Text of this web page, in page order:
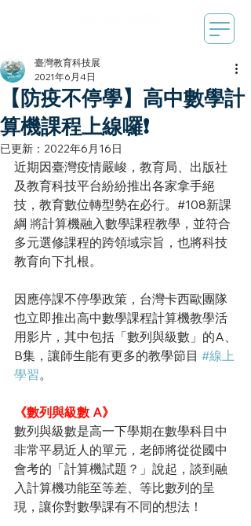
【防疫不停學】高中數學計
算機課程上線囉❗️
臺灣教育科技展
2021年6月4日
已更新： 2022年6月16日
近期因臺灣疫情嚴峻，教育局、出版社
及教育科技平台紛紛推出各家拿手絕
技，教育數位轉型勢在必行。#108新課
綱 將計算機融入數學課程教學，並符合
多元選修課程的跨領域宗旨，也將科技
教育向下扎根。
因應停課不停學政策，台灣卡西歐團隊
也立即推出高中數學課程計算機教學活
用影片，其中包括「數列與級數」的A、
B集，讓師生能有更多的教學節目 #線上
學習。
《數列與級數 A》
數列與級數是高一下學期在數學科目中
非常平易近人的單元，老師將從從國中
會考的「計算機試題？」說起，談到融
入計算機功能至等差、等比數列的呈
現，讓你對數學課有不同的想法！